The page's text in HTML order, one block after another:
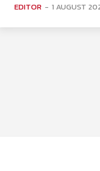
EDITOR - 1 AUGUST